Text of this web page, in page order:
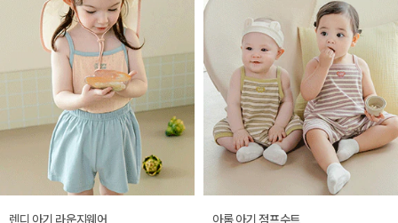
렌디 아기 라운지웨어 아롬 아기 점프수트